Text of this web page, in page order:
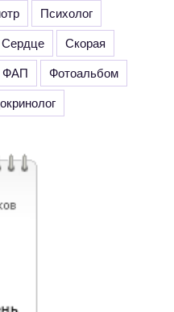
Психолог
Сердце
Скорая
ФАП
Фотоальбом